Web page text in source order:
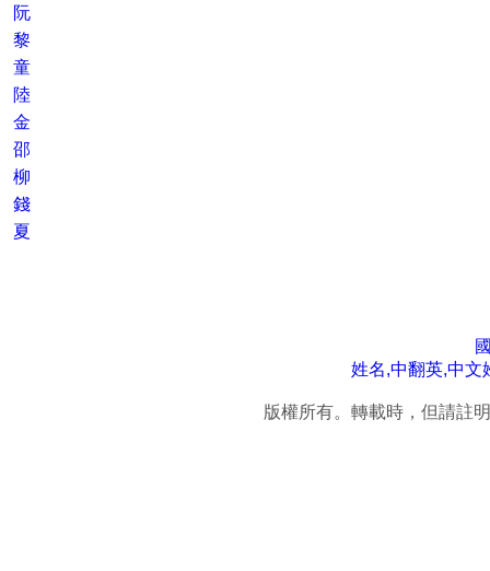
阮
黎
童
陸
金
邵
柳
錢
夏
姓名,中翻英,中文
版權所有。轉載時，但請註